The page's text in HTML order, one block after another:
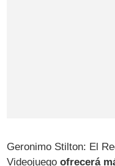
Geronimo Stilton: El
Videojuegoofrecerá